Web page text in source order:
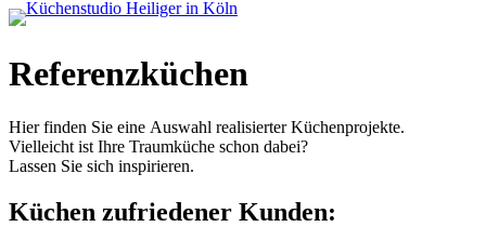
Referenzküchen
Hier finden Sie eine Auswahl realisierter Küchenprojekte.
Vielleicht ist Ihre Traumküche schon dabei?
Lassen Sie sich inspirieren.
Küchen zufriedener Kunden: